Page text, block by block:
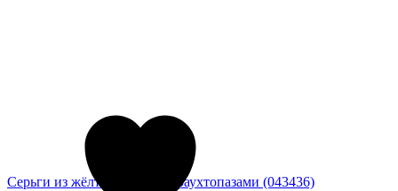
Серьги из жёлтого золота с раухтопазами (043436)